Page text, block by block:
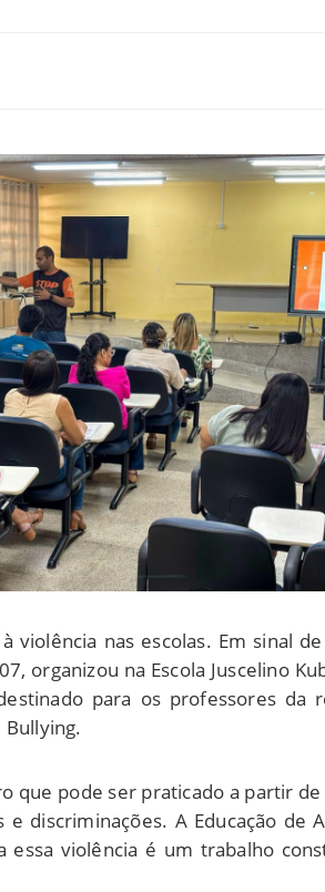
nas escolas. Em sinal
organizou na Escola Juscelino
para os professores da
que pode ser praticado a partir
discriminações. A Educação de
violência é um trabalho